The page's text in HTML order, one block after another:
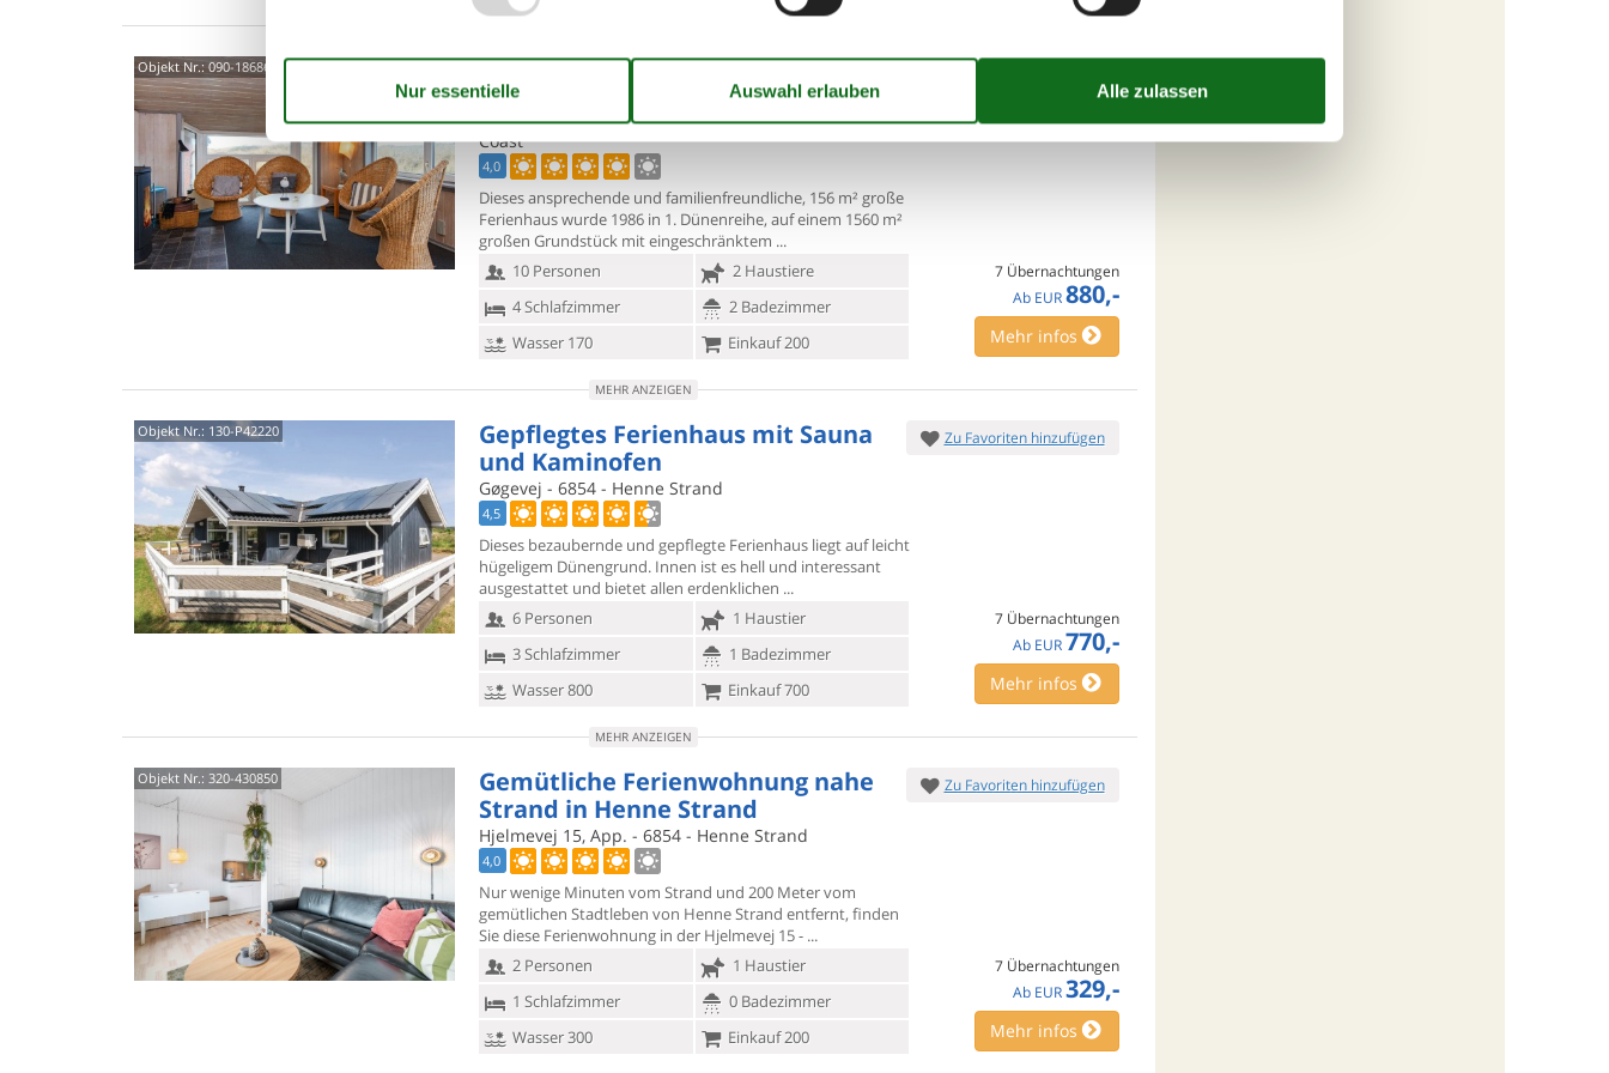
Objekt Nr.:090-18686
Ferienhaus mit Pool und Sauna
nahe Henne Strand
Blåklokkevej - Henne Strand - 6854 - Southern West
Coast
4,0
Dieses ansprechende und familienfreundliche, 156 m² große
Ferienhaus wurde 1986 in 1. Dünenreihe, auf einem 1560 m²
großen Grundstück mit eingeschränktem
10 Personen
2 Haustiere
4 Schlafzimmer
2 Badezimmer
Wasser 170
Einkauf 200
7 Übernachtungen
Ab EUR 880,-
Mehr infos
MEHR ANZEIGEN
Objekt Nr.: 130-P42220
Gepflegtes Ferienhaus mit Sauna
und Kaminofen
Gøgevej - 6854 - Henne Strand
4,5
Dieses bezaubernde und gepflegte Ferienhaus liegt auf leicht
hügeligem Dünengrund. Innen ist es hell und interessant
ausgestattet und bietet allen erdenklichen
6 Personen
1 Haustier
3 Schlafzimmer
1 Badezimmer
Wasser 800
Einkauf 700
Zu Favoriten hinzufügen
7 Übernachtungen
Ab EUR 770,-
Mehr infos
MEHR ANZEIGEN
Objekt Nr.: 320-430850
Gemütliche Ferienwohnung nahe
Strand in Henne Strand
Hjelmevej 15, App. - 6854 - Henne Strand
4,0
Nur wenige Minuten vom Strand und 200 Meter vom
gemütlichen Stadtleben von Henne Strand entfernt, finden
Sie diese Ferienwohnung in der Hjelmevej 15 -
2 Personen
1 Haustier
1 Schlafzimmer
0 Badezimmer
Wasser 300
Einkauf 200
Zu Favoriten hinzufügen
7 Übernachtungen
Ab EUR 329,-
Mehr infos